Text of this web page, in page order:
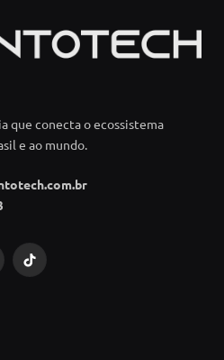
que conecta o ecossistema
e ao mundo.
TikTok